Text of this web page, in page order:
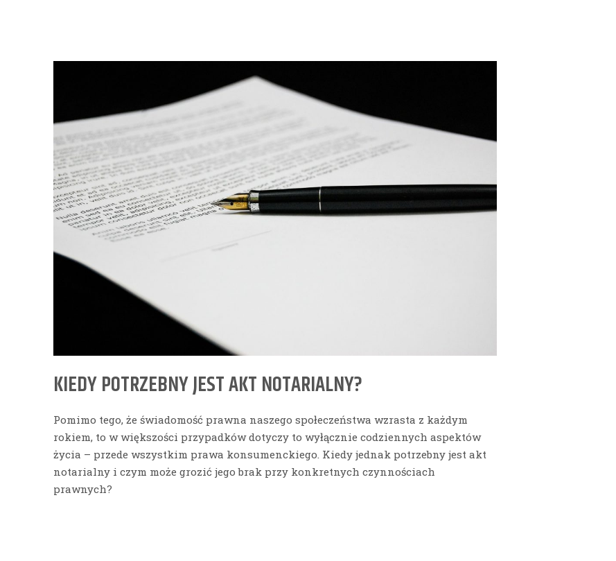
KIEDY POTRZEBNY JEST AKT NOTARIALNY?
Pomimo tego, że świadomość prawna naszego społeczeństwa wzrasta z każdym
rokiem, to w większości przypadków dotyczy to wyłącznie codziennych aspektów
życia – przede wszystkim prawa konsumenckiego. Kiedy jednak potrzebny jest akt
notarialny i czym może grozić jego brak przy konkretnych czynnościach
prawnych?